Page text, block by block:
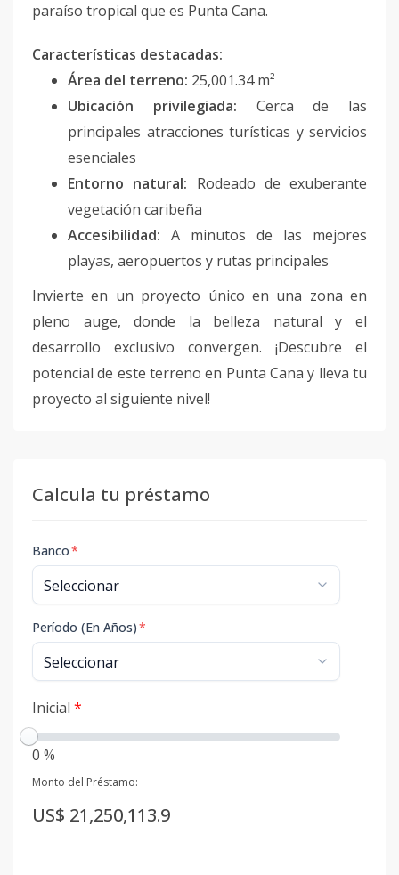
paraíso tropical que es Punta Cana.
Características destacadas:
Área del terreno: 25,001.34 m²
Ubicación privilegiada: Cerca de las
principales atracciones turísticas y servicios
esenciales
Entorno natural: Rodeado de exuberante
vegetación caribeña
Accesibilidad: A minutos de las mejores
playas, aeropuertos y rutas principales
Invierte en un proyecto único en una zona en
pleno auge, donde la belleza natural y el
desarrollo exclusivo convergen. ¡Descubre el
potencial de este terreno en Punta Cana y lleva tu
proyecto al siguiente nivel!
Calcula tu préstamo
Banco*
Período (En Años)*
Inicial *
0 %
Monto del Préstamo:
US$ 21,250,113.9